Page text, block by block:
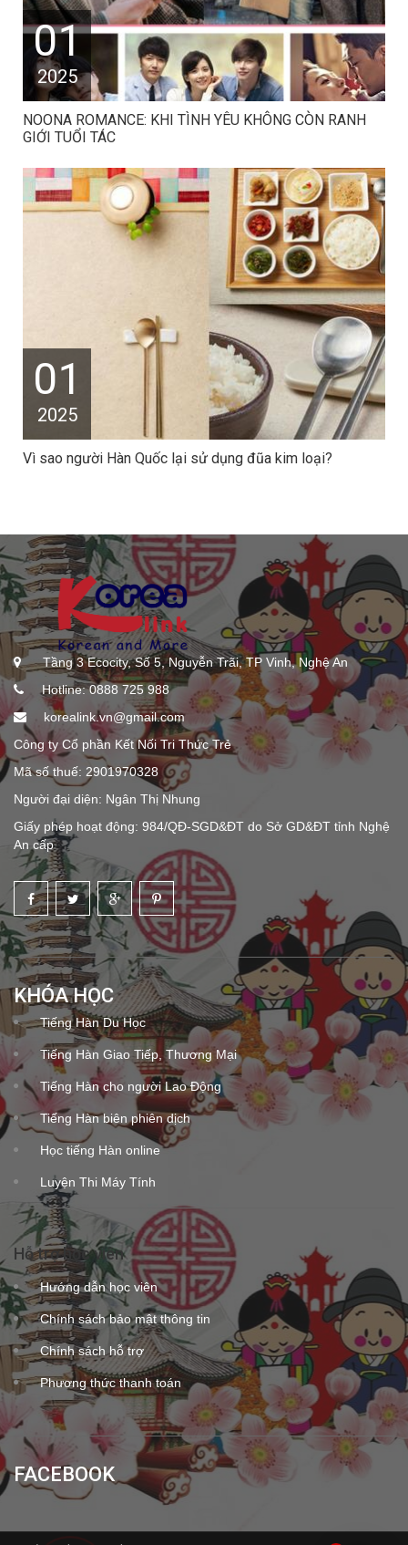
01
2025
NOONA ROMANCE: KHI TÌNH YÊU KHÔNG CÒN RANH
GIỚI TUỔI TÁC
01
2025
Vì sao người Hàn Quốc lại sử dụng đũa kim loại?
Tầng 3 Ecocity, Số 5, Nguyễn Trãi, TP Vinh, Nghệ An
Hotline: 0888 725 988
korealink.vn@gmail.com
Công ty Cổ phần Kết Nối Tri Thức Trẻ
Mã số thuế: 2901970328
Người đại diện: Ngân Thị Nhung
Giấy phép hoạt động: 984/QĐ-SGD&ĐT do Sở GD&ĐT tỉnh Nghệ
An cấp
KHÓA HỌC
Tiếng Hàn Du Học
Tiếng Hàn Giao Tiếp, Thương Mại
Tiếng Hàn cho người Lao Động
Tiếng Hàn biên phiên dịch
Học tiếng Hàn online
Luyện Thi Máy Tính
Hỗ trợ học viên
Hướng dẫn học viên
Chính sách bảo mật thông tin
Chính sách hỗ trợ
Phương thức thanh toán
FACEBOOK